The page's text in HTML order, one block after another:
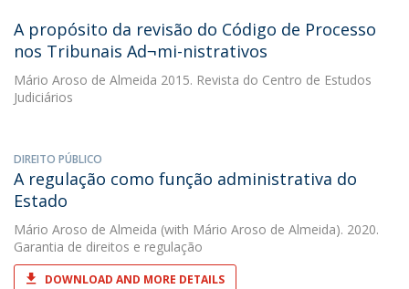
A propósito da revisão do Código de Processo
nos Tribunais Ad¬mi-nistrativos
Mário Aroso de Almeida 2015. Revista do Centro de Estudos
Judiciários
DIREITO PÚBLICO
A regulação como função administrativa do
Estado
Mário Aroso de Almeida (with Mário Aroso de Almeida). 2020.
Garantia de direitos e regulação
DOWNLOAD AND MORE DETAILS